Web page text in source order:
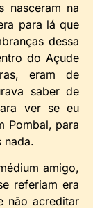
nasceram na
para lá que
dessa
do Açude
eram de
saber de
ver se eu
Pombal, para
nada.
amigo,
referiam era
não acreditar